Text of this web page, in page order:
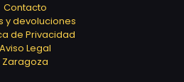
Contacto
y devoluciones
de Privacidad
Aviso Legal
Zaragoza